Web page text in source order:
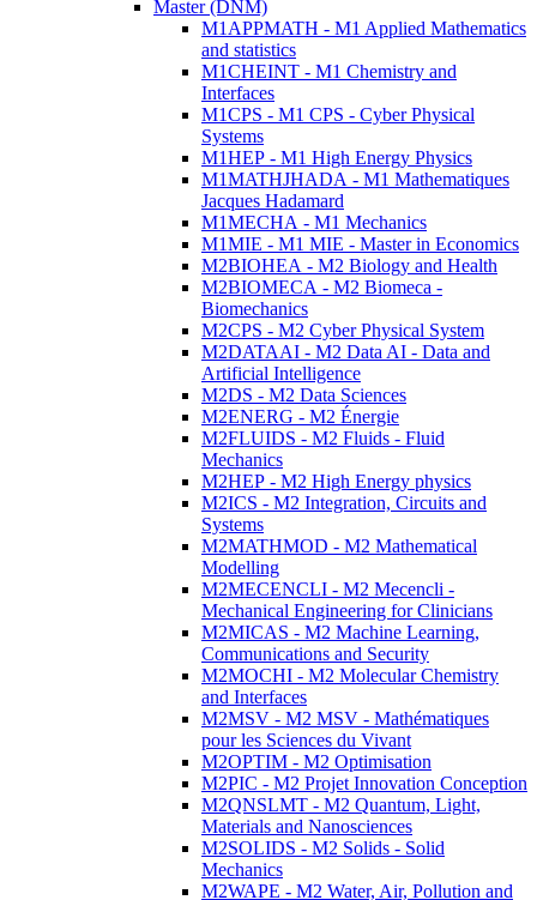
Master (DNM)
M1APPMATH - M1 Applied Mathematics
and statistics
M1CHEINT - M1 Chemistry and
Interfaces
M1CPS - M1 CPS - Cyber Physical
Systems
M1HEP - M1 High Energy Physics
M1MATHJHADA - M1 Mathematiques
Jacques Hadamard
M1MECHA - M1 Mechanics
M1MIE - M1 MIE - Master in Economics
M2BIOHEA - M2 Biology and Health
M2BIOMECA - M2 Biomeca -
Biomechanics
M2CPS - M2 Cyber Physical System
M2DATAAI - M2 Data AI - Data and
Artificial Intelligence
M2DS - M2 Data Sciences
M2ENERG - M2 Énergie
M2FLUIDS - M2 Fluids - Fluid
Mechanics
M2HEP - M2 High Energy physics
M2ICS - M2 Integration, Circuits and
Systems
M2MATHMOD - M2 Mathematical
Modelling
M2MECENCLI - M2 Mecencli -
Mechanical Engineering for Clinicians
M2MICAS - M2 Machine Learning,
Communications and Security
M2MOCHI - M2 Molecular Chemistry
and Interfaces
M2MSV - M2 MSV - Mathématiques
pour les Sciences du Vivant
M2OPTIM - M2 Optimisation
M2PIC - M2 Projet Innovation Conception
M2QNSLMT - M2 Quantum, Light,
Materials and Nanosciences
M2SOLIDS - M2 Solids - Solid
Mechanics
M2WAPE - M2 Water, Air, Pollution and